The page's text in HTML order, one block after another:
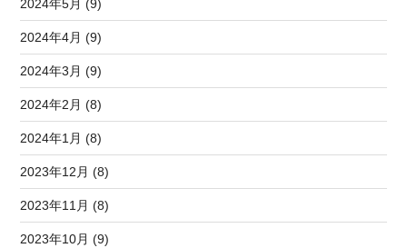
2024年5月 (9)
2024年4月 (9)
2024年3月 (9)
2024年2月 (8)
2024年1月 (8)
2023年12月 (8)
2023年11月 (8)
2023年10月 (9)